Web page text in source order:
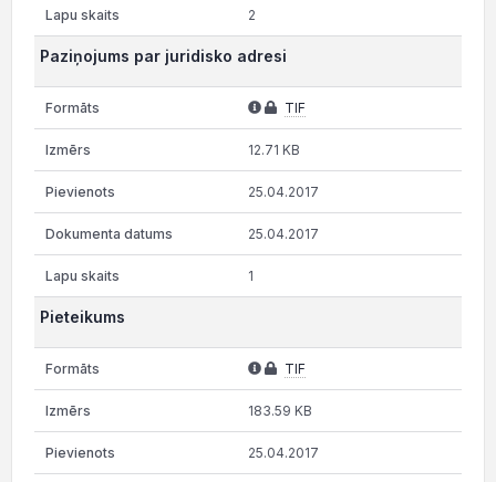
2
Paziņojums par juridisko adresi
TIF
12.71 KB
25.04.2017
25.04.2017
1
Pieteikums
TIF
183.59 KB
25.04.2017